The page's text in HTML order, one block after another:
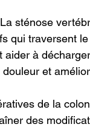
sténose
qui traversent
aider à
et
de la
des